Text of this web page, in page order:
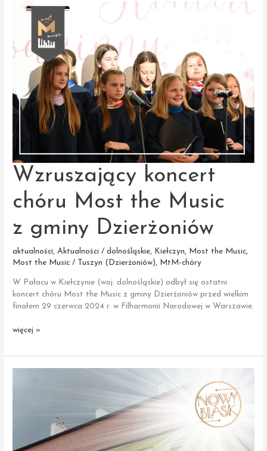
ostatnie
warsztaty
przed obozem
muzycznym
Wzruszający koncert
chóru Most the Music
z gminy Dzierżoniów
aktualności,Aktualności / dolnośląskie, Kiełczyn, Most the Music,
Most the Music / Tuszyn (Dzierżoniów), MtM-chóry
W Pałacu w Kiełczynie (woj. dolnośląskie) odbył się ostatni
koncert chóru Most the Music z gminy Dzierżoniów przed wielkim
finałem 29 czerwca 2024 r. w Filharmonii Narodowej w Warszawie.
Wzruszający
więcej »